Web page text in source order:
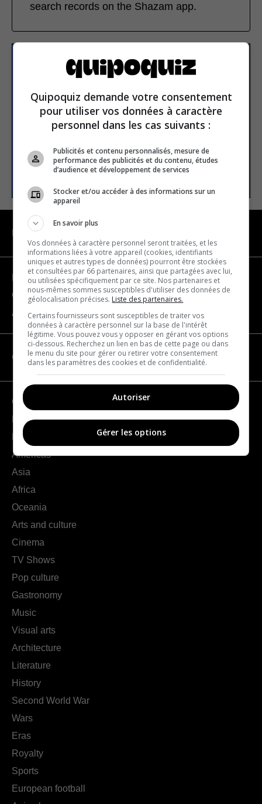
search records on the Shazam app.
Subscribe to our
Email address
SUBSCRIBE
NAVIGATION
Become a partner
Contact us
About us
CATEGORIES
Geography
France
Europe
Americas
Asia
Africa
Oceania
Arts and culture
Cinema
TV Shows
Pop culture
Gastronomy
Music
Visual arts
Architecture
Literature
History
Second World War
Wars
Eras
Royalty
Sports
European football
Quipoquiz demande votre consentement
pour utiliser vos données à caractère
personnel dans les cas suivants :
Publicités et contenu personnalisés, mesure de
performance des publicités et du contenu, études
d’audience et développement de services
Stocker et/ou accéder à des informations sur un
appareil
En savoir plus
Vos données à caractère personnel seront traitées, et les
informations liées à votre appareil (cookies, identifiants
uniques et autres types de données) pourront être stockées
et consultées par 66 partenaires, ainsi que partagées avec lui,
ou utilisées spécifiquement par ce site. Nos partenaires et
nous-mêmes sommes susceptibles d'utiliser des données de
géolocalisation précises. Liste des partenaires.
Certains fournisseurs sont susceptibles de traiter vos
données à caractère personnel sur la base de l'intérêt
légitime. Vous pouvez vous y opposer en gérant vos options
ci-dessous. Recherchez un lien en bas de cette page ou dans
le menu du site pour gérer ou retirer votre consentement
dans les paramètres des cookies et de confidentialité.
Autoriser
Gérer les options